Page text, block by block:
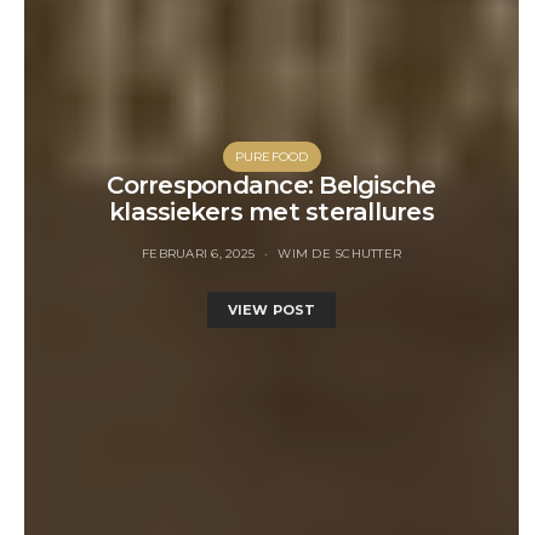
PUREFOOD
Correspondance: Belgische
klassiekers met sterallures
FEBRUARI 6, 2025 WIM DE SCHUTTER
VIEW POST